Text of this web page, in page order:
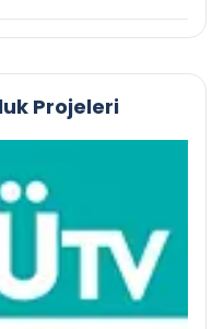
Projeleri